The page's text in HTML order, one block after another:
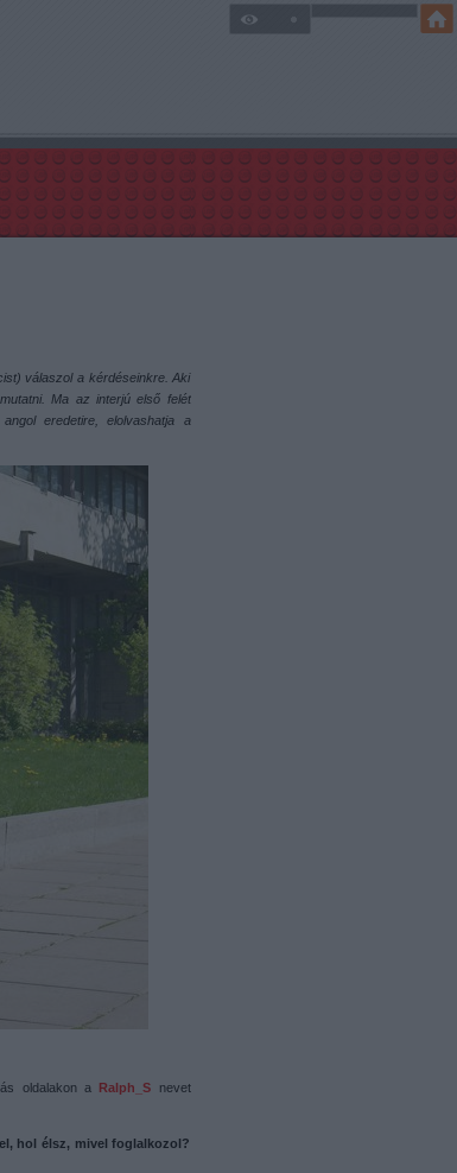
válaszol a kérdéseinkre. Aki
Ma az interjú első felét
eredetire, elolvashatja a
oldalakon a Ralph_S nevet
hol élsz, mivel foglalkozol?